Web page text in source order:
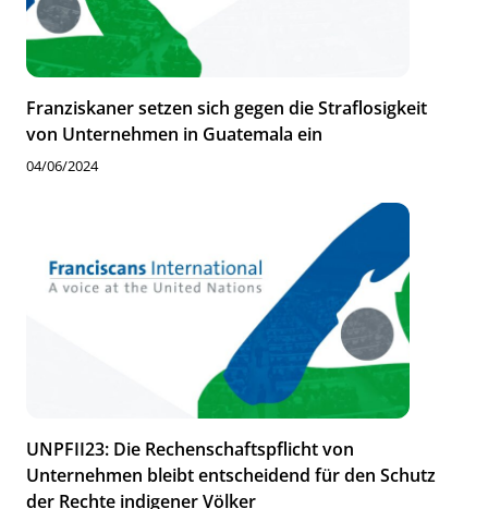
Franziskaner setzen sich gegen die Straflosigkeit
von Unternehmen in Guatemala ein
04/06/2024
UNPFII23: Die Rechenschaftspflicht von
Unternehmen bleibt entscheidend für den Schutz
der Rechte indigener Völker